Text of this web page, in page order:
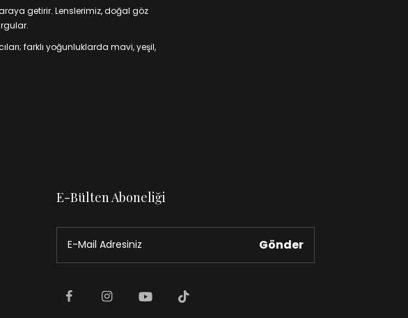
getirir. Lenslerimiz, doğal göz
farklı yoğunluklarda mavi, yeşil,
E-Bülten Aboneliği
Gönder